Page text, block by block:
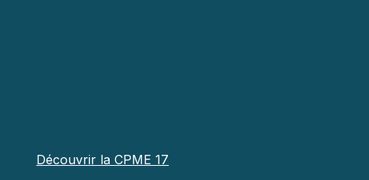
Découvrir la CPME 17